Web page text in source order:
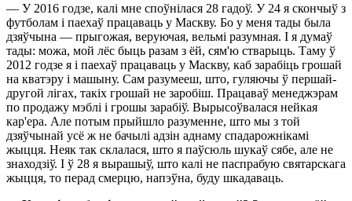
— У 2016 годзе, калі мне споўнілася 28 гадоў. У 24 я скончыў з
футболам і паехаў працаваць у Маскву. Бо у меня тады была
дзяўчына — прыгожая, веруючая, вельмі разумная. І я думаў
тады: можа, мой лёс быць разам з ёй, сям'ю стварыць. Таму ў
2012 годзе я і паехаў працаваць у Маскву, каб зарабіць грошай
на кватэру і машыну. Сам разумееш, што, гуляючы ў першай-
другой лігах, такіх грошай не заробіш. Працаваў менеджэрам
по продажу мэблі і грошы зарабіў. Вырысоўвалася нейкая
кар'ера. Але потым прыйшло разуменне, што мы з той
дзяўчынай усё ж не бачылі адзін аднаму спадарожнікамі
жыцця. Неяк так склалася, што я паўсюль шукаў сябе, але не
знаходзіў. І ў 28 я вырашыў, што калі не паспрабую святарскага
жыцця, то перад смерцю, напэўна, буду шкадаваць.